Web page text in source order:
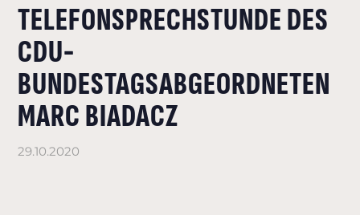
LANDKREIS BÖBLINGEN
DEUTSCHER BUNDESTAG
KONTAKT
TELEFONSPRECHSTUNDE DES
CDU-
BUNDESTAGSABGEORDNETEN
MARC BIADACZ
29.10.2020